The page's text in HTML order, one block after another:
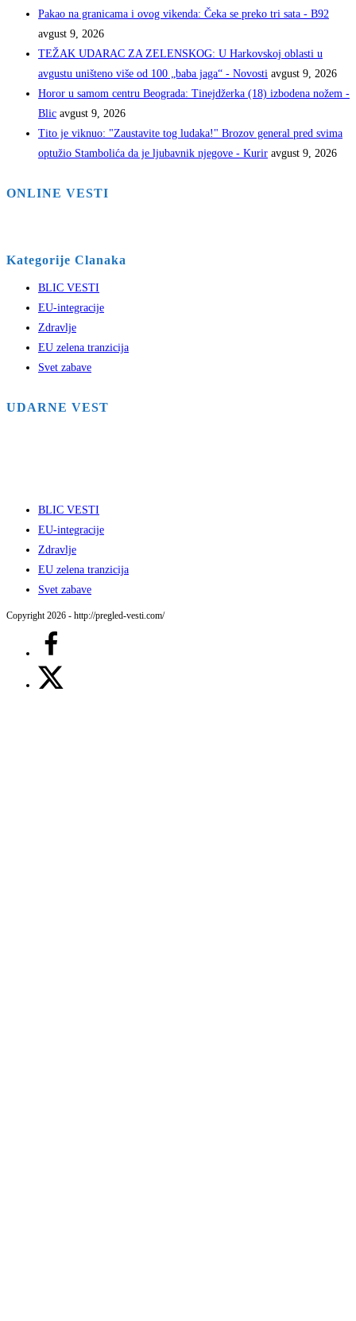
Pakao na granicama i ovog vikenda: Čeka se preko tri sata - B92
avgust 9, 2026
TEŽAK UDARAC ZA ZELENSKOG: U Harkovskoj oblasti u
avgustu uništeno više od 100 „baba jaga“ - Novosti avgust 9, 2026
Horor u samom centru Beograda: Tinejdžerka (18) izbodena nožem -
Blic avgust 9, 2026
Tito je viknuo: "Zaustavite tog ludaka!" Brozov general pred svima
optužio Stambolića da je ljubavnik njegove - Kurir avgust 9, 2026
ONLINE VESTI
Kategorije Clanaka
BLIC VESTI
EU-integracije
Zdravlje
EU zelena tranzicija
Svet zabave
UDARNE VEST
BLIC VESTI
EU-integracije
Zdravlje
EU zelena tranzicija
Svet zabave
Copyright 2026 - http://pregled-vesti.com/